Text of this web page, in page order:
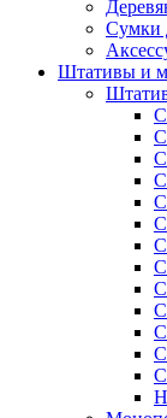
Сумки
Штативы и